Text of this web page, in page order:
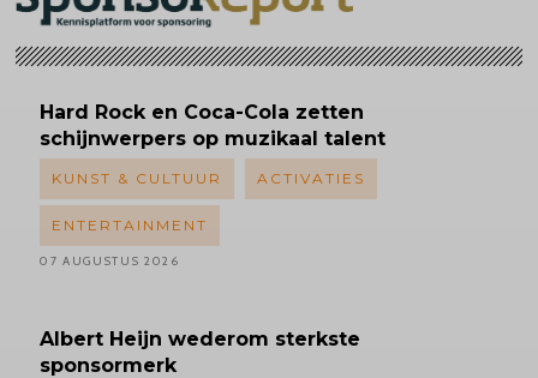
Hard Rock en Coca-Cola zetten
schijnwerpers op muzikaal talent
KUNST & CULTUUR ACTIVATIES
ENTERTAINMENT
07 AUGUSTUS 2026
Albert Heijn wederom sterkste
sponsormerk